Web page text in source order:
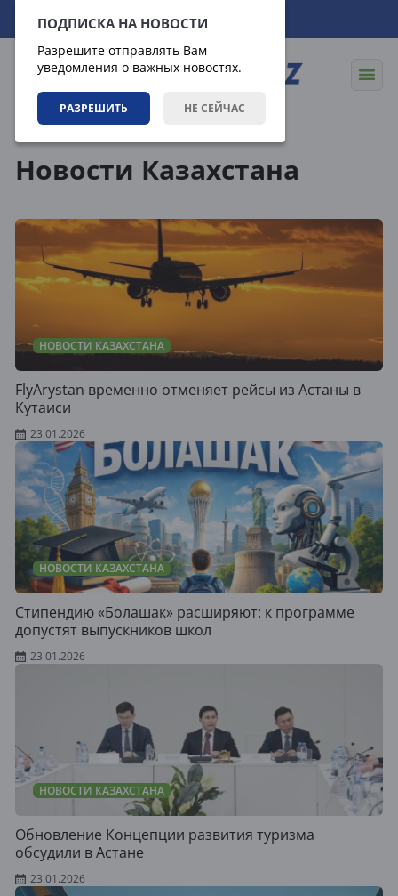
ПОДПИСКА НА НОВОСТИ
Разрешите отправлять Вам
уведомления о важных новостях.
РАЗРЕШИТЬ НЕ СЕЙЧАС
08.08.2026 20:44:51
Новости Казахстана
НОВОСТИ КАЗАХСТАНА
FlyArystan временно отменяет рейсы из Астаны в
Кутаиси
23.01.2026
НОВОСТИ КАЗАХСТАНА
Стипендию «Болашак» расширяют: к программе
допустят выпускников школ
23.01.2026
НОВОСТИ КАЗАХСТАНА
Обновление Концепции развития туризма
обсудили в Астане
23.01.2026